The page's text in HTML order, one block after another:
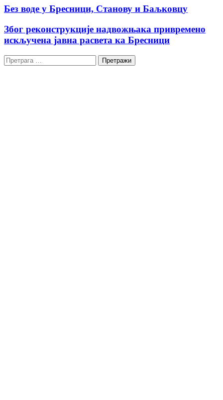
Без воде у Бресници, Станову и Баљковцу
Због реконструкције надвожњака привремено
искључена јавна расвета ка Бресници
Претрага
за: